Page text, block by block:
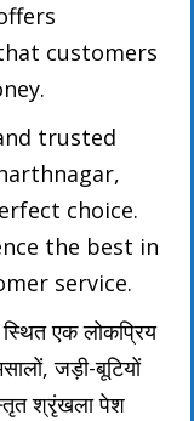
customers
trusted
choice.
the best in
service.
स्थित एक लोकप्रिय
जड़ी-बूटियों
श्रृंखला पेश